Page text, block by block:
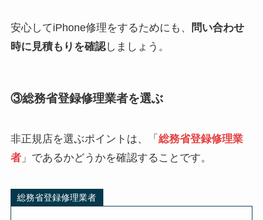
安心してiPhone修理をするためにも、
問い合わせ
時に見積もりを確認しましょう。
③総務省登録修理業者を選ぶ
非正規店を選ぶポイントは、「 総務省登録修理業
者」であるかどうかを確認することです。
総務省登録修理業者